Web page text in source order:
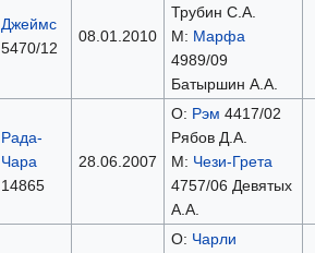
Джеймс
5470/12
08.01.2010
Трубин С.А.
М: Марфа
4989/09
Батыршин А.А.
Рада-
Чара
14865
28.06.2007
О: Рэм 4417/02
Рябов Д.А.
М: Чези-Грета
4757/06 Девятых
А.А.
О: Чарли